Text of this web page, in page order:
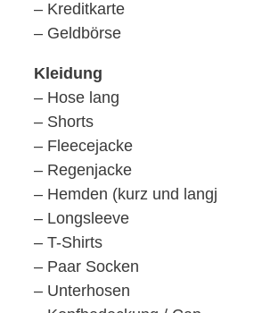
– Kreditkarte
– Geldbörse
Kleidung
– Hose lang
– Shorts
– Fleecejacke
– Regenjacke
– Hemden (kurz und langj
– Longsleeve
– T-Shirts
– Paar Socken
– Unterhosen